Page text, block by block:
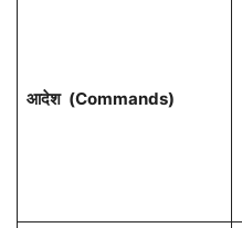
आदेश (Commands)